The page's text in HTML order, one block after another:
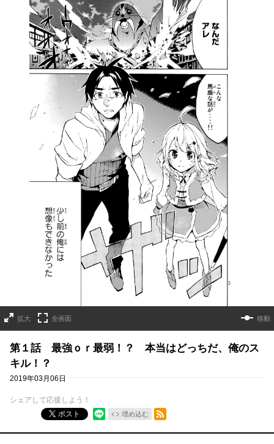
拡大 全画面 移動
第１話 最強ｏｒ最弱！？ 本当はどっちだ、俺のス
キル！？
2019年03月06日
シェアして応援しよう！
ポスト
埋め込む
RSSフィード